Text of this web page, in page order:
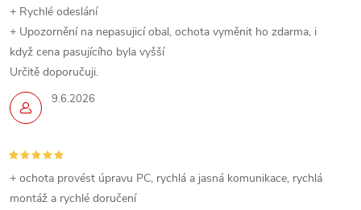
9.6.2026
+ Rychlé odeslání
+ Upozornění na nepasujicí obal, ochota vyměnit ho zdarma, i
když cena pasujícího byla vyšší
Určitě doporučuji.
+ ochota provést úpravu PC, rychlá a jasná komunikace, rychlá
montáž a rychlé doručení